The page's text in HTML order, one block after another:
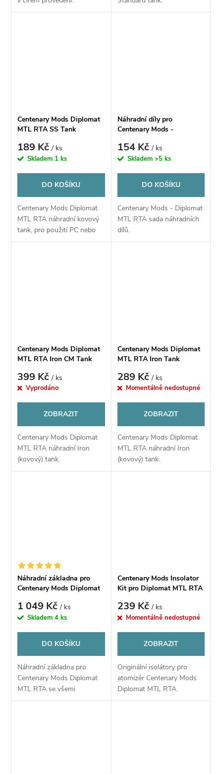
Centenary Mods Diplomat
MTL RTA SS Tank
189 Kč/ ks
Skladem 1 ks
DO KOŠÍKU
Centenary Mods Diplomat
MTL RTA náhradní kovový
tank, pro použití PC nebo
PSU tanku.
Náhradní díly pro
Centenary Mods -
154 Kč/ ks
Skladem >5 ks
DO KOŠÍKU
Centenary Mods - Diplomat
MTL RTA sada náhradních
dílů.
Centenary Mods Diplomat
MTL RTA Iron CM Tank
399 Kč/ ks
Vyprodáno
ZOBRAZIT
Centenary Mods Diplomat
MTL RTA náhradní Iron
(kovový) tank.
Centenary Mods Diplomat
MTL RTA Iron Tank
289 Kč/ ks
Momentálně nedostupné
ZOBRAZIT
Centenary Mods Diplomat
MTL RTA náhradní Iron
(kovový) tank.
Náhradní základna pro
Centenary Mods Diplomat
1 049 Kč/ ks
Skladem4 ks
DO KOŠÍKU
Náhradní základna pro
Centenary Mods Diplomat
MTL RTA se všemi
potřebnými díly.
Centenary Mods Insolator
Kit pro Diplomat MTL RTA
239 Kč/ ks
Momentálně nedostupné
ZOBRAZIT
Originální isolátory pro
atomizér Centenary Mods
Diplomat MTL RTA.